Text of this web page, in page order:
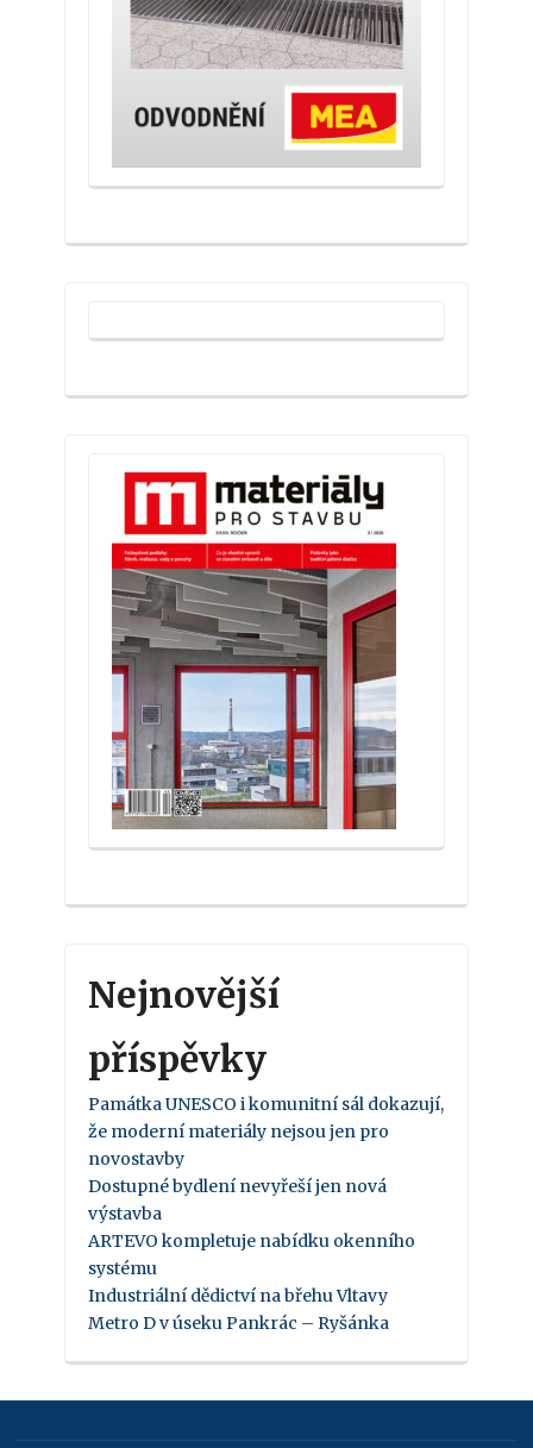
Nejnovější
příspěvky
Památka UNESCO i komunitní sál dokazují,
že moderní materiály nejsou jen pro
novostavby
Dostupné bydlení nevyřeší jen nová
výstavba
ARTEVO kompletuje nabídku okenního
systému
Industriální dědictví na břehu Vltavy
Metro D v úseku Pankrác – Ryšánka